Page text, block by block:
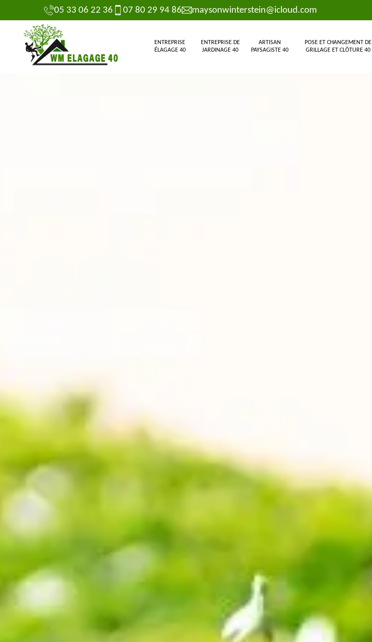
05 33 06 22 36 07 80 29 94 86 maysonwinterstein@icloud.com
ENTREPRISE
ÉLAGAGE 40
ENTREPRISE DE
JARDINAGE 40
ARTISAN
PAYSAGISTE 40
POSE ET CHANGEMENT DE
GRILLAGE ET CLÔTURE 40